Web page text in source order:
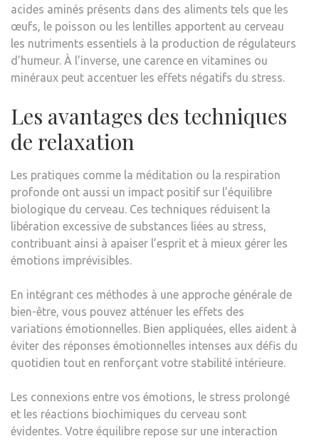
acides aminés présents dans des aliments tels que les
œufs, le poisson ou les lentilles apportent au cerveau
les nutriments essentiels à la production de régulateurs
d’humeur. À l’inverse, une carence en vitamines ou
minéraux peut accentuer les effets négatifs du stress.
Les avantages des techniques
de relaxation
Les pratiques comme la méditation ou la respiration
profonde ont aussi un impact positif sur l’équilibre
biologique du cerveau. Ces techniques réduisent la
libération excessive de substances liées au stress,
contribuant ainsi à apaiser l’esprit et à mieux gérer les
émotions imprévisibles.
En intégrant ces méthodes à une approche générale de
bien-être, vous pouvez atténuer les effets des
variations émotionnelles. Bien appliquées, elles aident à
éviter des réponses émotionnelles intenses aux défis du
quotidien tout en renforçant votre stabilité intérieure.
Les connexions entre vos émotions, le stress prolongé
et les réactions biochimiques du cerveau sont
évidentes. Votre équilibre repose sur une interaction